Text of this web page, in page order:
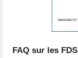
FAQ sur les FDS